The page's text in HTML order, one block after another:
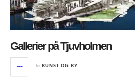
Gallerier på Tjuvholmen
in KUNST OG BY